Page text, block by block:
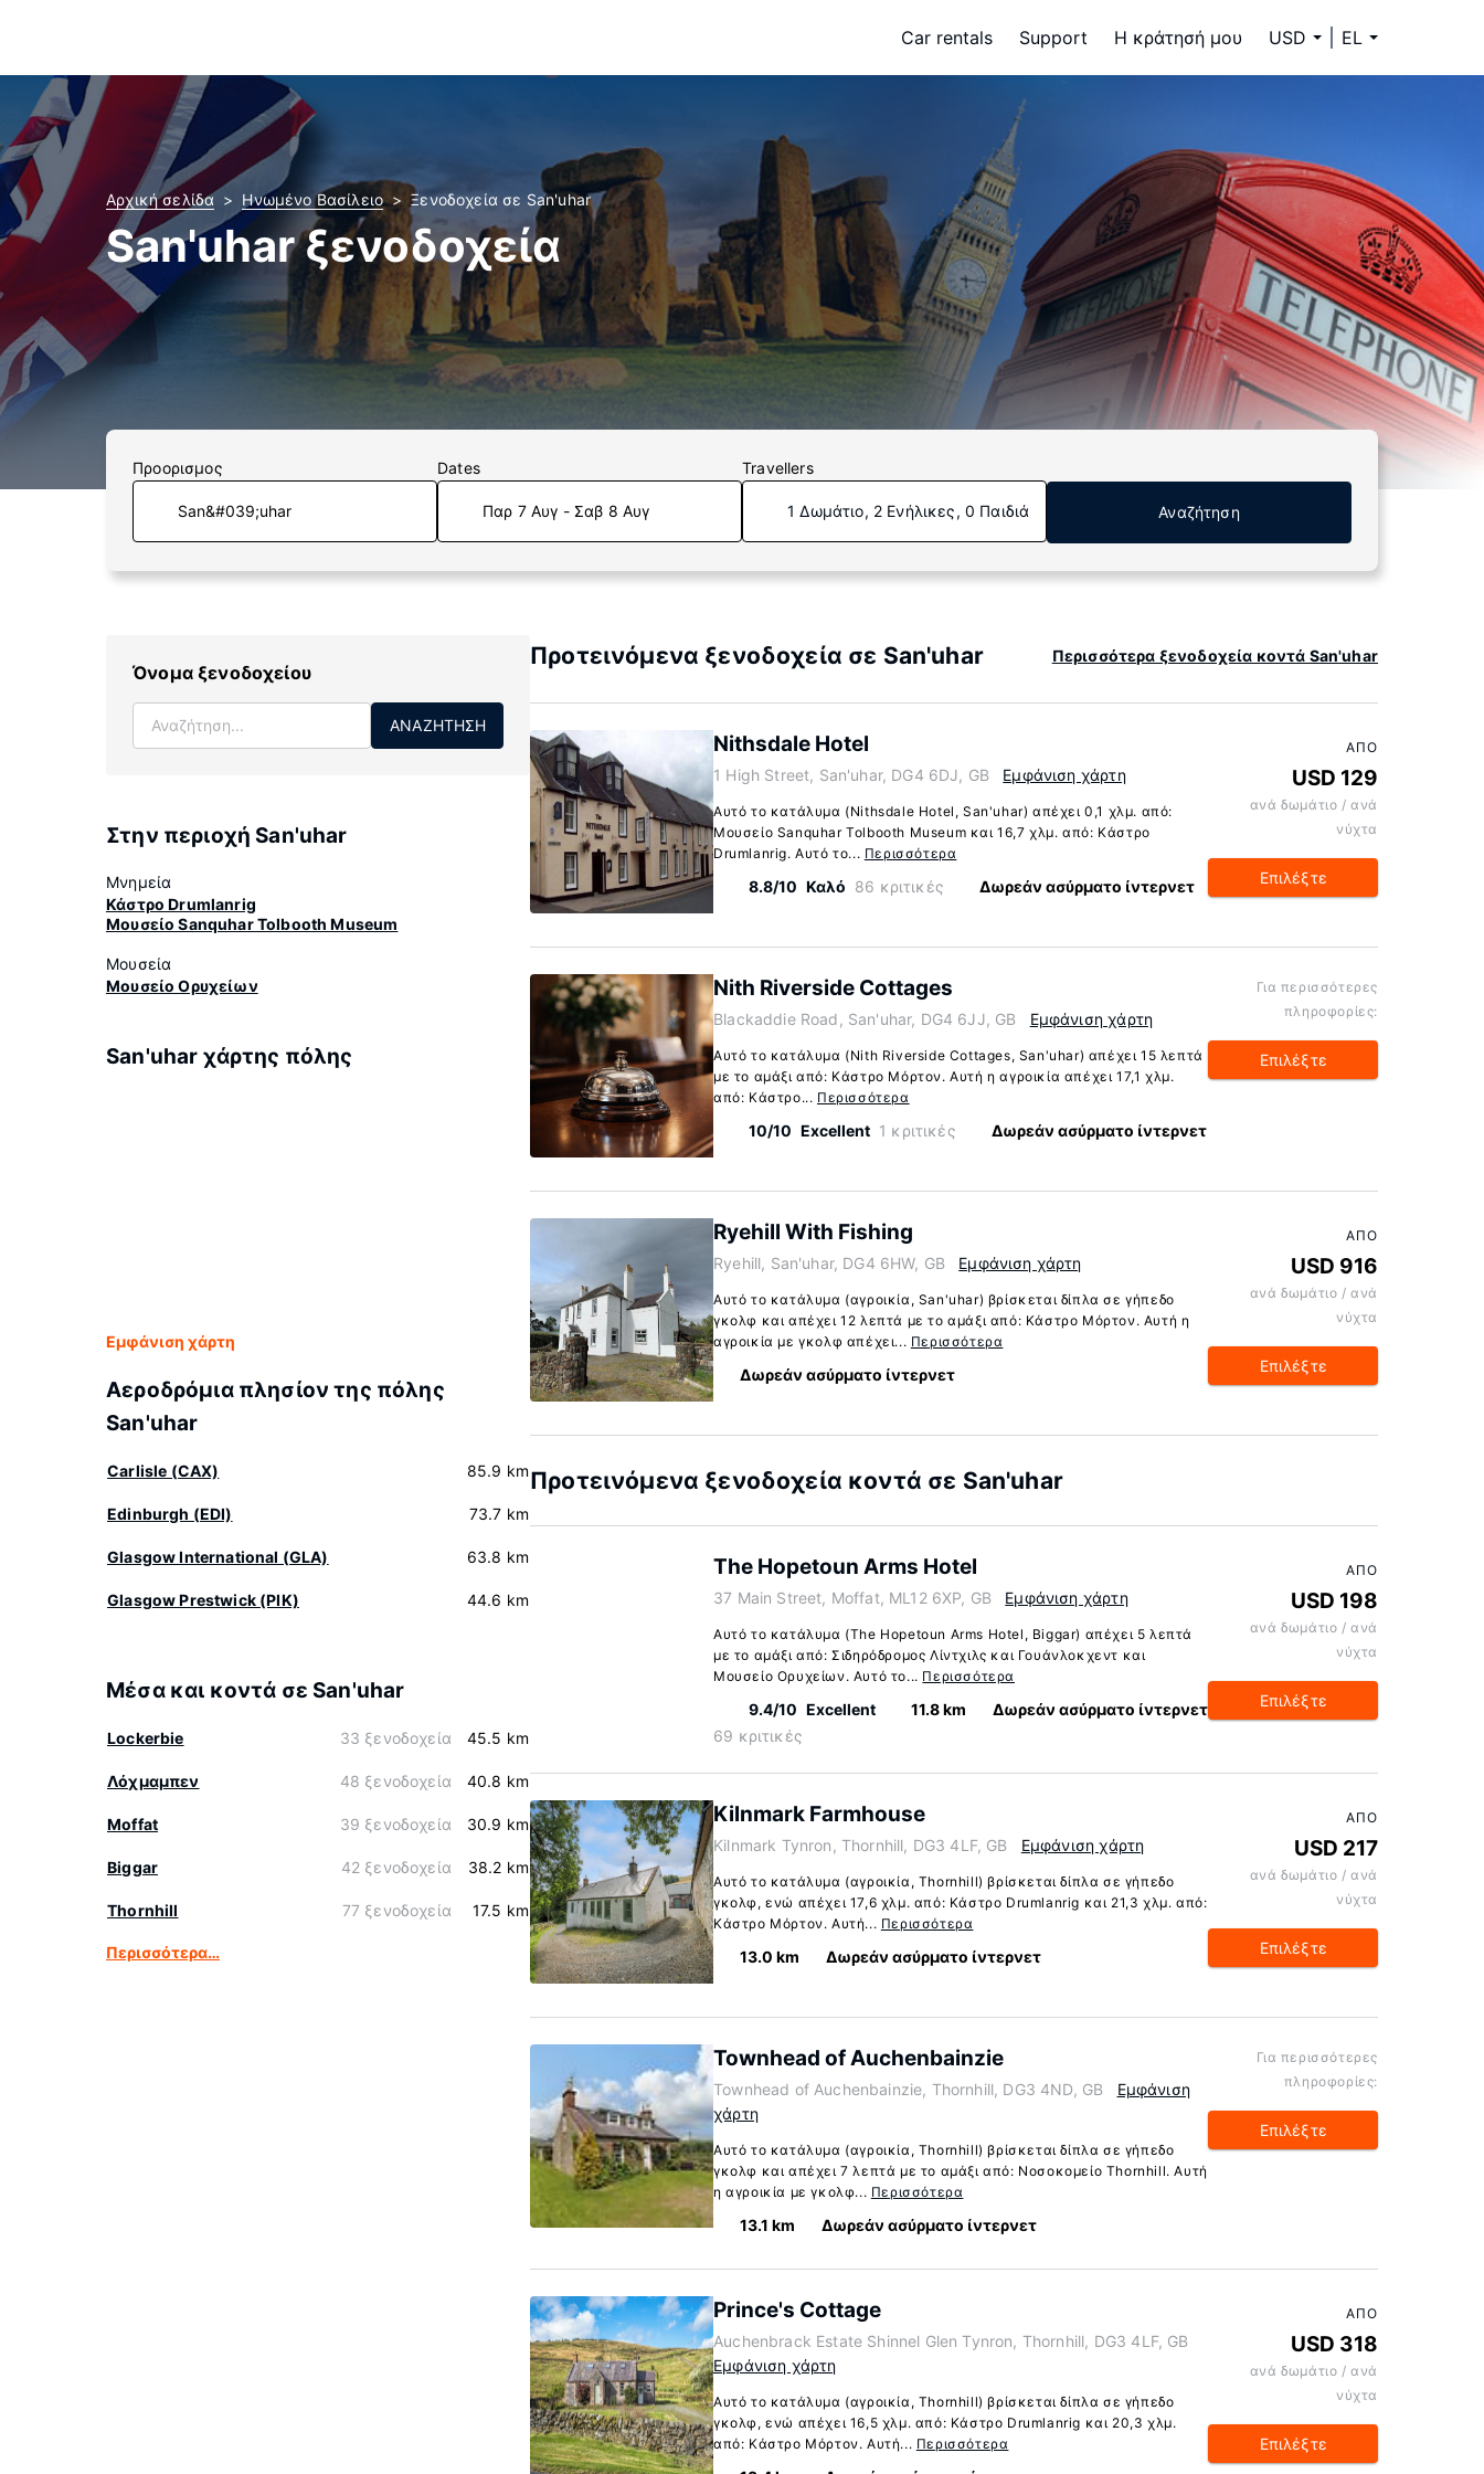
Car rentals Support Η κράτησή μου USD EL
Αρχική σελίδα Ηνωμένο Βασίλειο Ξενοδοχεία σε San'uhar
San'uhar ξενοδοχεία
Προορισμος Dates
Παρ 7 Αυγ - Σαβ 8 Αυγ
Travellers
1 Δωμάτιο, 2 Ενήλικες, 0 Παιδιά Αναζήτηση
Όνομα ξενοδοχείου
ΑΝΑΖΉΤΗΣΗ
Στην περιοχή San'uhar
Μνημεία
Κάστρο Drumlanrig
Μουσείο Sanquhar Tolbooth Museum
Μουσεία
Μουσείο Ορυχείων
San'uhar χάρτης πόλης
Εμφάνιση χάρτη
Αεροδρόμια πλησίον της πόλης
San'uhar
Carlisle (CAX) 85.9 km
Edinburgh (EDI) 73.7 km
Glasgow International (GLA) 63.8 km
Glasgow Prestwick (PIK) 44.6 km
Μέσα και κοντά σε San'uhar
Lockerbie 33 ξενοδοχεία 45.5 km
Λόχμαμπεν 48 ξενοδοχεία 40.8 km
Moffat 39 ξενοδοχεία 30.9 km
Biggar 42 ξενοδοχεία 38.2 km
Thornhill 77 ξενοδοχεία 17.5 km
Περισσότερα…
Προτεινόμενα ξενοδοχεία σε San'uhar Περισσότερα ξενοδοχεία κοντά San'uhar
Nithsdale Hotel
1 High Street, San'uhar, DG4 6DJ, GB Εμφάνιση χάρτη
Αυτό το κατάλυμα (Nithsdale Hotel, San'uhar) απέχει 0,1 χλμ. από:
Μουσείο Sanquhar Tolbooth Museum και 16,7 χλμ. από: Κάστρο
Drumlanrig. Αυτό το... Περισσότερα
8.8/10 Καλό 86 κριτικές Δωρεάν ασύρματο ίντερνετ
ΑΠΌ
USD 129
ανά δωμάτιο / ανά
νύχτα
Επιλέξτε
Nith Riverside Cottages
Blackaddie Road, San'uhar, DG4 6JJ, GB Εμφάνιση χάρτη
Αυτό το κατάλυμα (Nith Riverside Cottages, San'uhar) απέχει 15 λεπτά
με το αμάξι από: Κάστρο Μόρτον. Αυτή η αγροικία απέχει 17,1 χλμ.
από: Κάστρο... Περισσότερα
10/10 Excellent 1 κριτικές Δωρεάν ασύρματο ίντερνετ
Για περισσότερες
πληροφορίες:
Επιλέξτε
Ryehill With Fishing
Ryehill, San'uhar, DG4 6HW, GB Εμφάνιση χάρτη
Αυτό το κατάλυμα (αγροικία, San'uhar) βρίσκεται δίπλα σε γήπεδο
γκολφ και απέχει 12 λεπτά με το αμάξι από: Κάστρο Μόρτον. Αυτή η
αγροικία με γκολφ απέχει... Περισσότερα
Δωρεάν ασύρματο ίντερνετ
ΑΠΌ
USD 916
ανά δωμάτιο / ανά
νύχτα
Επιλέξτε
Προτεινόμενα ξενοδοχεία κοντά σε San'uhar
The Hopetoun Arms Hotel
37 Main Street, Moffat, ML12 6XP, GB Εμφάνιση χάρτη
Αυτό το κατάλυμα (The Hopetoun Arms Hotel, Biggar) απέχει 5 λεπτά
με το αμάξι από: Σιδηρόδρομος Λίντχιλς και Γουάνλοκχεντ και
Μουσείο Ορυχείων. Αυτό το... Περισσότερα
9.4/10 Excellent
69 κριτικές
11.8 km Δωρεάν ασύρματο ίντερνετ
ΑΠΌ
USD 198
ανά δωμάτιο / ανά
νύχτα
Επιλέξτε
Kilnmark Farmhouse
Kilnmark Tynron, Thornhill, DG3 4LF, GB Εμφάνιση χάρτη
Αυτό το κατάλυμα (αγροικία, Thornhill) βρίσκεται δίπλα σε γήπεδο
γκολφ, ενώ απέχει 17,6 χλμ. από: Κάστρο Drumlanrig και 21,3 χλμ. από:
Κάστρο Μόρτον. Αυτή... Περισσότερα
13.0 km Δωρεάν ασύρματο ίντερνετ
ΑΠΌ
USD 217
ανά δωμάτιο / ανά
νύχτα
Επιλέξτε
Townhead of Auchenbainzie
Townhead of Auchenbainzie, Thornhill, DG3 4ND, GB
Εμφάνιση
χάρτη
Αυτό το κατάλυμα (αγροικία, Thornhill) βρίσκεται δίπλα σε γήπεδο
γκολφ και απέχει 7 λεπτά με το αμάξι από: Νοσοκομείο Thornhill. Αυτή
η αγροικία με γκολφ... Περισσότερα
13.1 km Δωρεάν ασύρματο ίντερνετ
Για περισσότερες
πληροφορίες:
Επιλέξτε
Prince's Cottage
Auchenbrack Estate Shinnel Glen Tynron, Thornhill, DG3 4LF, GB
Εμφάνιση χάρτη
Αυτό το κατάλυμα (αγροικία, Thornhill) βρίσκεται δίπλα σε γήπεδο
γκολφ, ενώ απέχει 16,5 χλμ. από: Κάστρο Drumlanrig και 20,3 χλμ.
από: Κάστρο Μόρτον. Αυτή... Περισσότερα
ΑΠΌ
USD 318
ανά δωμάτιο / ανά
νύχτα
Επιλέξτε